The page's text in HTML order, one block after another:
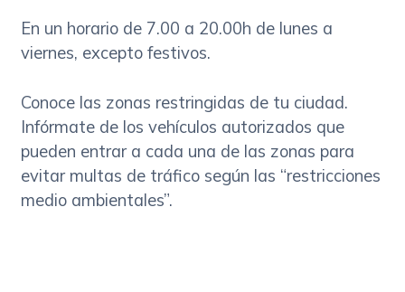
En un horario de 7.00 a 20.00h de lunes a
viernes, excepto festivos.
Conoce las zonas restringidas de tu ciudad.
Infórmate de los vehículos autorizados que
pueden entrar a cada una de las zonas para
evitar multas de tráfico según las “restricciones
medio ambientales”.